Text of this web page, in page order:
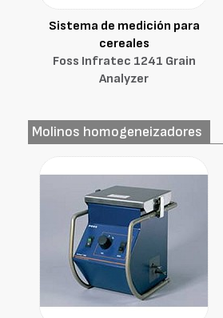
Sistema de medición para
cereales
Foss Infratec 1241 Grain
Analyzer
Molinos homogeneizadores